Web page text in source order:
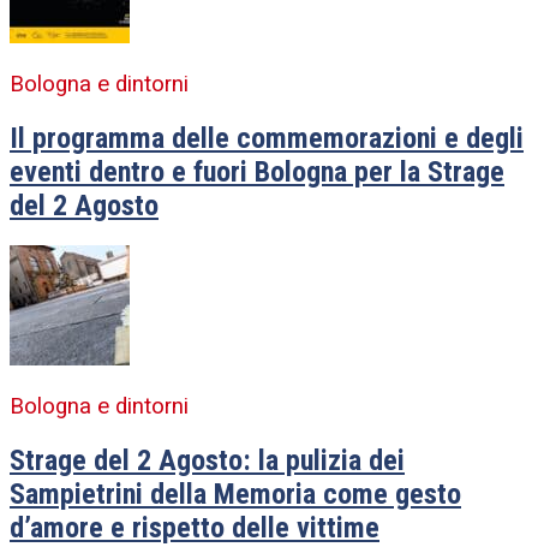
Bologna e dintorni
Il programma delle commemorazioni e degli
eventi dentro e fuori Bologna per la Strage
del 2 Agosto
Bologna e dintorni
Strage del 2 Agosto: la pulizia dei
Sampietrini della Memoria come gesto
d’amore e rispetto delle vittime